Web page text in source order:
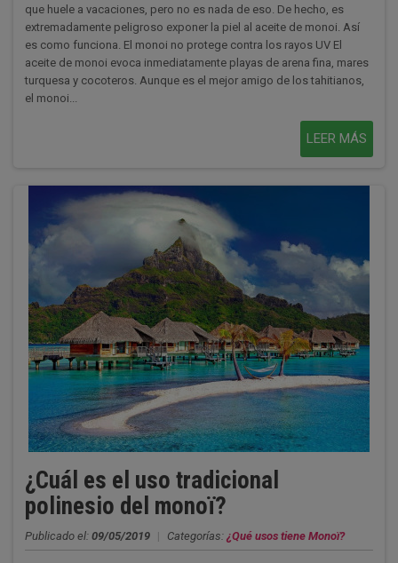
que huele a vacaciones, pero no es nada de eso. De hecho, es
extremadamente peligroso exponer la piel al aceite de monoi. Así
es como funciona. El monoi no protege contra los rayos UV El
aceite de monoi evoca inmediatamente playas de arena fina, mares
turquesa y cocoteros. Aunque es el mejor amigo de los tahitianos,
el monoi...
LEER MÁS
¿Cuál es el uso tradicional
polinesio del monoï?
Publicado el: 09/05/2019 | Categorías: ¿Qué usos tiene Monoï?